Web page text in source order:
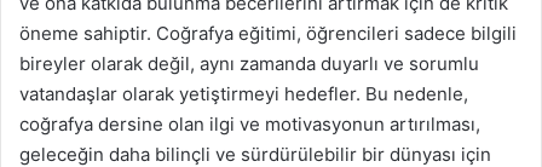
öneme sahiptir. Coğrafya eğitimi, öğrencileri sadece bilgili
bireyler olarak değil, aynı zamanda duyarlı ve sorumlu
vatandaşlar olarak yetiştirmeyi hedefler. Bu nedenle,
coğrafya dersine olan ilgi ve motivasyonun artırılması,
geleceğin daha bilinçli ve sürdürülebilir bir dünyası için